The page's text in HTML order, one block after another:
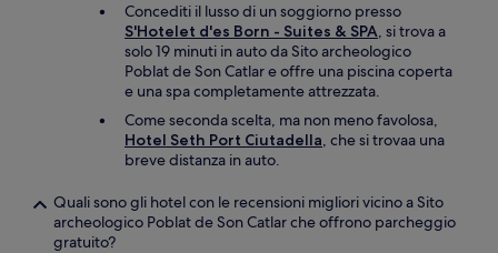
Concediti il lusso di un soggiorno presso
S'Hotelet d'es Born - Suites & SPA, si trova a
solo 19 minuti in auto da Sito archeologico
Poblat de Son Catlar e offre una piscina coperta
e una spa completamente attrezzata.
Come seconda scelta, ma non meno favolosa,
Hotel Seth Port Ciutadella, che si trovaa una
breve distanza in auto.
Quali sono gli hotel con le recensioni migliori vicino a Sito
archeologico Poblat de Son Catlar che offrono parcheggio
gratuito?